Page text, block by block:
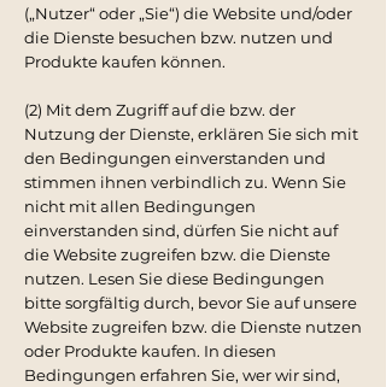
(„Nutzer“ oder „Sie“) die Website und/oder
die Dienste besuchen bzw. nutzen und
Produkte kaufen können.
(2) Mit dem Zugriff auf die bzw. der
Nutzung der Dienste, erklären Sie sich mit
den Bedingungen einverstanden und
stimmen ihnen verbindlich zu. Wenn Sie
nicht mit allen Bedingungen
einverstanden sind, dürfen Sie nicht auf
die Website zugreifen bzw. die Dienste
nutzen. Lesen Sie diese Bedingungen
bitte sorgfältig durch, bevor Sie auf unsere
Website zugreifen bzw. die Dienste nutzen
oder Produkte kaufen. In diesen
Bedingungen erfahren Sie, wer wir sind,